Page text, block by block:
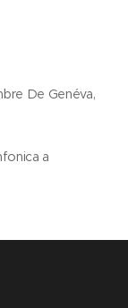
De Genéva,
a